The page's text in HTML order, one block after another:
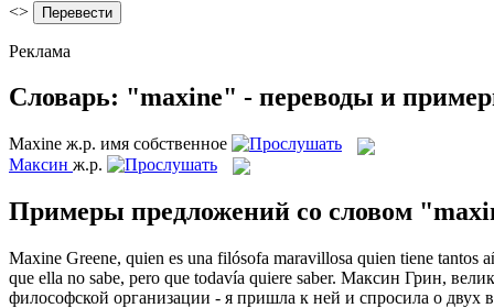
<>
Реклама
Словарь: "maxine" - переводы и
Maxine ж.р. имя собственное
Максин ж.р.
Примеры предложений со словом
Maxine Greene, quien es una filósofa maravillosa quien tiene tantos
que ella no sabe, pero que todavía quiere saber. Максин Грин,
философской организации - я пришла к ней и спросила о двух